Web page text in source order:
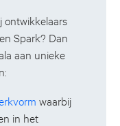
ontwikkelaars
Spark? Dan
aan unieke
waarbij
in het